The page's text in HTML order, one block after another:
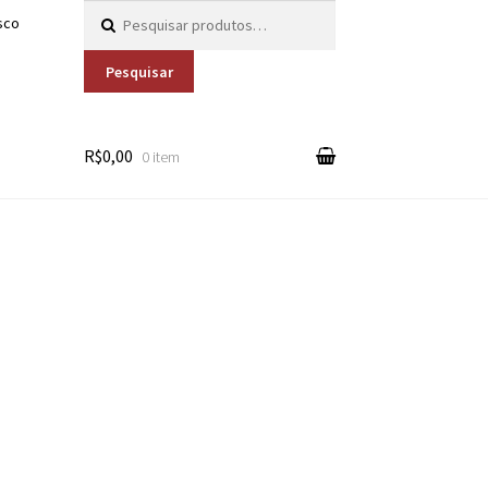
Pesquisar
R$0,00 0 item